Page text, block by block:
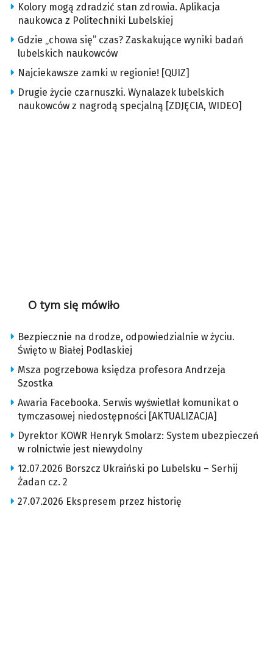
Kolory mogą zdradzić stan zdrowia. Aplikacja
naukowca z Politechniki Lubelskiej
Gdzie „chowa się” czas? Zaskakujące wyniki badań
lubelskich naukowców
Najciekawsze zamki w regionie! [QUIZ]
Drugie życie czarnuszki. Wynalazek lubelskich
naukowców z nagrodą specjalną [ZDJĘCIA, WIDEO]
O tym się mówiło
Bezpiecznie na drodze, odpowiedzialnie w życiu.
Święto w Białej Podlaskiej
Msza pogrzebowa księdza profesora Andrzeja
Szostka
Awaria Facebooka. Serwis wyświetlał komunikat o
tymczasowej niedostępności [AKTUALIZACJA]
Dyrektor KOWR Henryk Smolarz: System ubezpieczeń
w rolnictwie jest niewydolny
12.07.2026 Borszcz Ukraiński po Lubelsku – Serhij
Żadan cz. 2
27.07.2026 Ekspresem przez historię